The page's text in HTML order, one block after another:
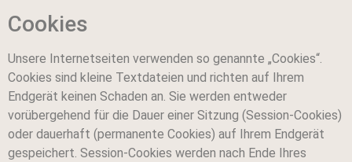
Cookies
Unsere Internetseiten verwenden so genannte „Cookies“.
Cookies sind kleine Textdateien und richten auf Ihrem
Endgerät keinen Schaden an. Sie werden entweder
vorübergehend für die Dauer einer Sitzung (Session-Cookies)
oder dauerhaft (permanente Cookies) auf Ihrem Endgerät
gespeichert. Session-Cookies werden nach Ende Ihres